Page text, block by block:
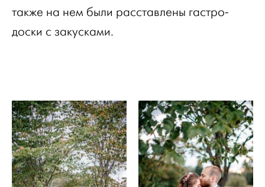
также на нем были расставлены гастро-
доски с закусками.